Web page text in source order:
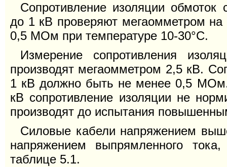
Сопротивление изоляции обмоток
до 1 кВ проверяют мегаомметром
0,5 МОм при температуре 10-30°С.
Измерение сопротивления
производят мегаомметром 2,5 кВ.
1 кВ должно быть не менее 0,5
кВ сопротивление изоляции не
производят до испытания
Силовые кабели напряжением
напряжением выпрямленного
таблице 5.1.